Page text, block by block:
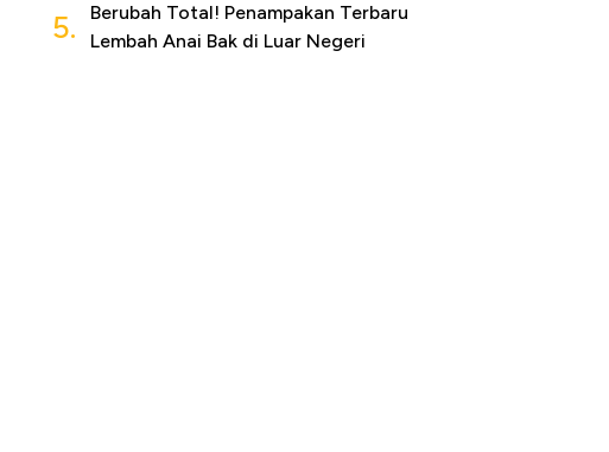
5.
Berubah Total! Penampakan Terbaru
Lembah Anai Bak di Luar Negeri